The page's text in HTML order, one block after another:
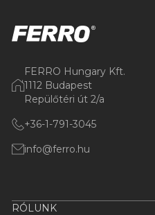
FERRO Hungary Kft.
1112 Budapest
Repülőtéri út 2/a
+36-1-791-3045
info@ferro.hu
RÓLUNK